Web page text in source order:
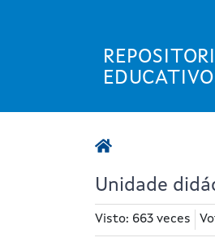
Unidade
Visto: 663 veces